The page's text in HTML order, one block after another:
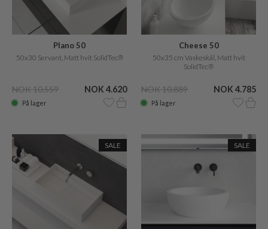
Plano 50
50x30 Servant, Matt hvit SolidTec®
NOK 10.559 NOK 4.620
På lager
Cheese 50
50x35 cm Vaskeskål, Matt hvit
SolidTec®
NOK 10.889 NOK 4.785
På lager
SALE SALE